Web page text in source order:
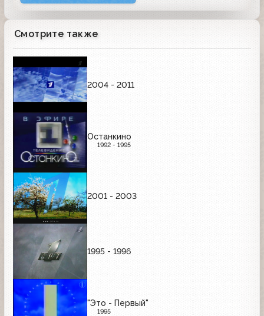
Смотрите также
2004 - 2011
Останкино
1992 - 1995
2001 - 2003
1995 - 1996
"Это - Первый"
1995